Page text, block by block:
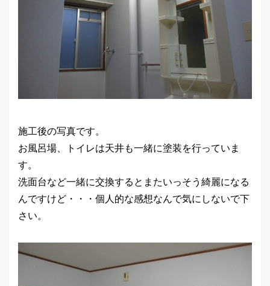
施工後の写真です。
お風呂場、トイレは天井も一緒に塗装を行っていま
す。
洗面台など一緒に交換するとまたいっそう綺麗になる
んですけど・・・個人的な感想なんで気にしないで下
さい。